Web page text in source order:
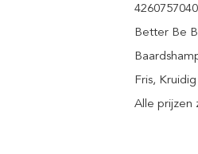
Better Be
Fris, Kruidig
Alle prijzen